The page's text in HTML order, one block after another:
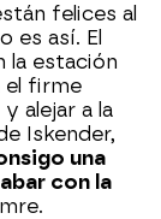
felices al
es así. El
la estación
el firme
alejar a la
Iskender,
una
con la